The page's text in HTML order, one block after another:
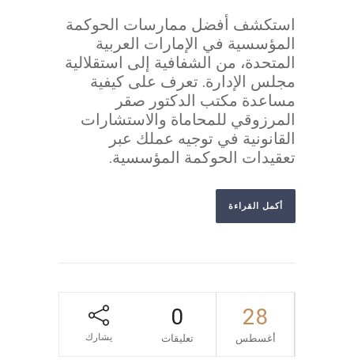
استكشف أفضل ممارسات الحوكمة
المؤسسية في الإمارات العربية
المتحدة، من الشفافية إلى استقلالية
مجلس الإدارة. تعرف على كيفية
مساعدة مكتب الدكتور صقر
المرزوقي للمحاماة والاستشارات
القانونية في توجيه عملك عبر
تعقيدات الحوكمة المؤسسية.
أكمل القراءة
28
أغسطس
0
تعليقات يشارك